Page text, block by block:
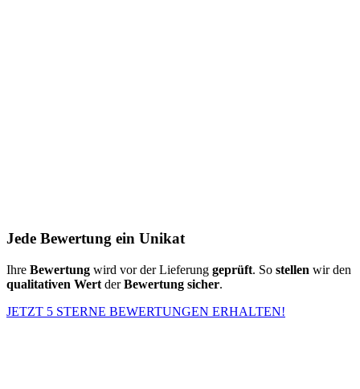
Jede Bewertung ein Unikat
Ihre Bewertung wird vor der Lieferung geprüft. So stellen wir den
qualitativen Wert derBewertung sicher.
JETZT 5 STERNE BEWERTUNGEN ERHALTEN!